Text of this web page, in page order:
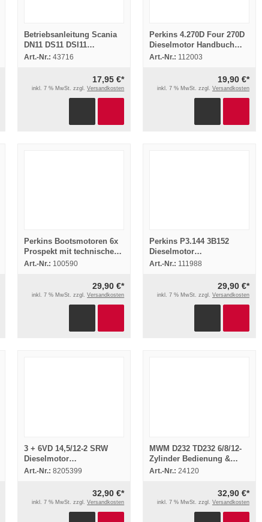
Betriebsanleitung Scania
DN11 DS11 DSI11
Schiffsmotor Wartung
Art.-Nr.: 43716
17,95 €*
inkl. 7 % MwSt. zzgl.Versandkosten
Perkins 4.270D Four 270D
Dieselmotor Handbuch
Betriebsanleitung 1959
Art.-Nr.: 112003
19,90 €*
inkl. 7 % MwSt. zzgl. Versandkosten
Perkins Bootsmotoren 6x
Prospekt mit technischen
Daten 1970/80er Jahre
Art.-Nr.: 100590
29,90 €*
inkl. 7 % MwSt. zzgl.Versandkosten
Perkins P3.144 3B152
Dieselmotor
Bedienungsanleitung
Art.-Nr.: 111988
29,90 €*
inkl. 7 % MwSt. zzgl. Versandkosten
3 + 6VD 14,5/12-2 SRW
Dieselmotor
Reparaturhandbuch
Art.-Nr.: 8205399
32,90 €*
inkl. 7 % MwSt. zzgl.Versandkosten
MWM D232 TD232 6/8/12-
Zylinder Bedienung &
Reparatur
Art.-Nr.: 24120
32,90 €*
inkl. 7 % MwSt. zzgl. Versandkosten